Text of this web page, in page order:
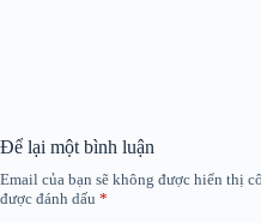
Để lại một bình luận
Email của bạn sẽ không được hiển thị
được đánh dấu *